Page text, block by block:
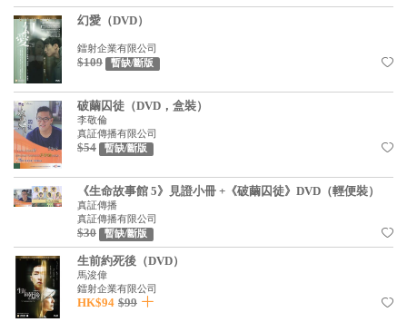
幻愛（DVD）
鐳射企業有限公司
$109 暫缺/斷版
破繭囚徒（DVD，盒裝）
李敬倫
真証傳播有限公司
$54 暫缺/斷版
《生命故事館 5》見證小冊 +《破繭囚徒》DVD（輕便裝）
真証傳播
真証傳播有限公司
$30 暫缺/斷版
生前約死後（DVD）
馬浚偉
鐳射企業有限公司
HK$94 $99